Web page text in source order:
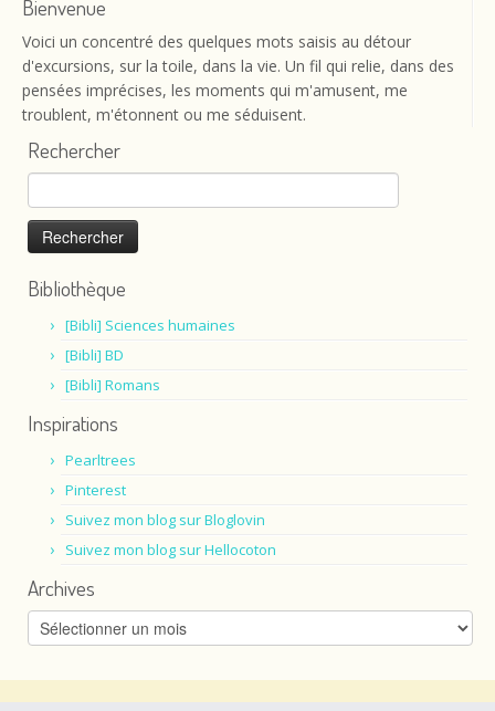
Bienvenue
Voici un concentré des quelques mots saisis au détour
d'excursions, sur la toile, dans la vie. Un fil qui relie, dans des
pensées imprécises, les moments qui m'amusent, me
troublent, m'étonnent ou me séduisent.
Rechercher
Rechercher :
Bibliothèque
[Bibli] Sciences humaines
[Bibli] BD
[Bibli] Romans
Inspirations
Pearltrees
Pinterest
Suivez mon blog sur Bloglovin
Suivez mon blog sur Hellocoton
Archives
Archives